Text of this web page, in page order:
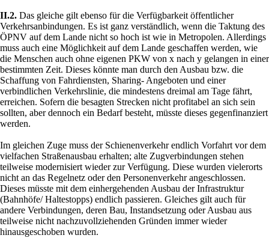
II.2. Das gleiche gilt ebenso für die Verfügbarkeit öffentlicher
Verkehrsanbindungen. Es ist ganz verständlich, wenn die Taktung des
ÖPNV auf dem Lande nicht so hoch ist wie in Metropolen. Allerdings
muss auch eine Möglichkeit auf dem Lande geschaffen werden, wie
die Menschen auch ohne eigenen PKW von x nach y gelangen in einer
bestimmten Zeit. Dieses könnte man durch den Ausbau bzw. die
Schaffung von Fahrdiensten, Sharing- Angeboten und einer
verbindlichen Verkehrslinie, die mindestens dreimal am Tage fährt,
erreichen. Sofern die besagten Strecken nicht profitabel an sich sein
sollten, aber dennoch ein Bedarf besteht, müsste dieses gegenfinanziert
werden.
Im gleichen Zuge muss der Schienenverkehr endlich Vorfahrt vor dem
vielfachen Straßenausbau erhalten; alte Zugverbindungen stehen
teilweise modernisiert wieder zur Verfügung. Diese wurden vielerorts
nicht an das Regelnetz oder den Personenverkehr angeschlossen.
Dieses müsste mit dem einhergehenden Ausbau der Infrastruktur
(Bahnhöfe/ Haltestopps) endlich passieren. Gleiches gilt auch für
andere Verbindungen, deren Bau, Instandsetzung oder Ausbau aus
teilweise nicht nachzuvollziehenden Gründen immer wieder
hinausgeschoben wurden.